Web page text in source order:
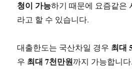
청이 가능하기 때문에 요즘같은
라고 할 수 있습니다.
대출한도는 국산차일 경우 최대
우 최대 7천만원까지 가능합니다.